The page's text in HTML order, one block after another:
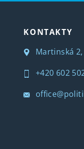
KONTAKTY
Martinská
+420 602